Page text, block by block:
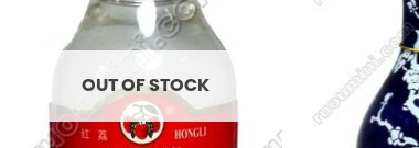
OUT OF STOCK